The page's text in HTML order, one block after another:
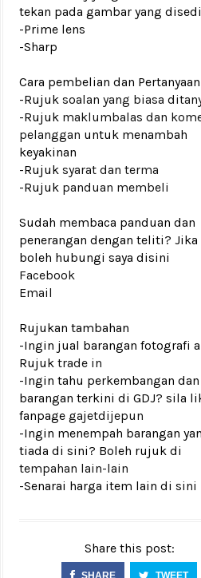
tekan pada gambar yang
-Prime lens
-Sharp
Cara pembelian dan Pertanyaan
-Rujuk soalan yang biasa
-Rujuk maklumbalas dan
pelanggan untuk menambah
keyakinan
-Rujuk syarat dan terma
-Rujuk panduan membeli
Sudah membaca panduan dan
penerangan dengan teliti? Jika
boleh hubungi saya disini
Facebook
Email
Rujukan tambahan
-Ingin jual barangan fotografi
Rujuk trade in
-Ingin tahu perkembangan dan
barangan terkini di GDJ? sila
fanpage gajetdijepun
-Ingin menempah barangan
tiada di sini? Boleh rujuk di
tempahan lain-lain
-Senarai harga item lain di sini
Share this post:
SHARE TWEET